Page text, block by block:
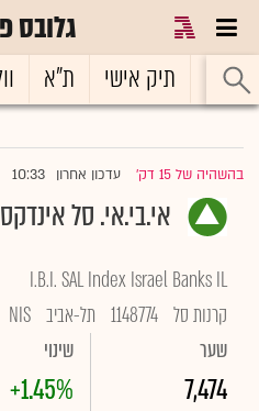
גלובס
ראשי תיק אישי ת"א
בהשהיה של 15 דק' |עדכון אחרון 10:33
אי.בי.אי. סל
I.B.I. SAL Index Israel Banks IL
קרנות סל 1148774 תל-אביב NIS
שער
7,474
שינוי
+1.45%